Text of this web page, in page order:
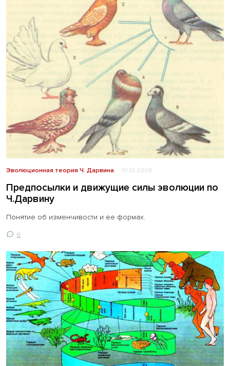
Эволюционная теория Ч. Дарвина 10.10.2006
Предпосылки и движущие силы эволюции по
Ч.Дарвину
Понятие об изменчивости и ее формах.
0